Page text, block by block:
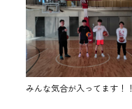
みんな気合が入ってます！！